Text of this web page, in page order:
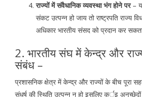
राज्यों में संवैधानिक व्यवस्था भंग होने पर –
संकट उत्पन्न हो जाय तो राष्ट्रपति राज्य
अधिकार भारतीय संसद को प्रदान कर
2. भारतीय संघ में केन्द्र और
संबंध –
प्रशासनिक क्षेत्र में केन्द्र और राज्यों के बीच पूरा
संधर्ष की स्थिति उत्पन्न न हो इसलिए कर्इ अनुच्छेदों